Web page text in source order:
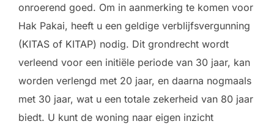
onroerend goed. Om in aanmerking te komen voor
Hak Pakai, heeft u een geldige verblijfsvergunning
(KITAS of KITAP) nodig. Dit grondrecht wordt
verleend voor een initiële periode van 30 jaar, kan
worden verlengd met 20 jaar, en daarna nogmaals
met 30 jaar, wat u een totale zekerheid van 80 jaar
biedt. U kunt de woning naar eigen inzicht